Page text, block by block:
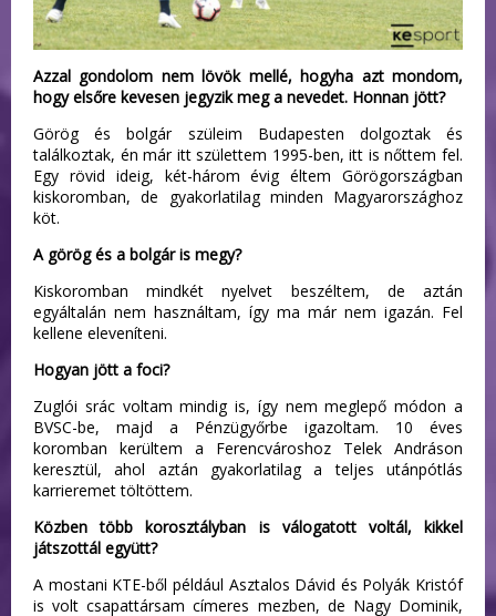
Azzal gondolom nem lövök mellé, hogyha azt mondom,
hogy elsőre kevesen jegyzik meg a nevedet. Honnan jött?
Görög és bolgár szüleim Budapesten dolgoztak és
találkoztak, én már itt születtem 1995-ben, itt is nőttem fel.
Egy rövid ideig, két-három évig éltem Görögországban
kiskoromban, de gyakorlatilag minden Magyarországhoz
köt.
A görög és a bolgár is megy?
Kiskoromban mindkét nyelvet beszéltem, de aztán
egyáltalán nem használtam, így ma már nem igazán. Fel
kellene eleveníteni.
Hogyan jött a foci?
Zuglói srác voltam mindig is, így nem meglepő módon a
BVSC-be, majd a Pénzügyőrbe igazoltam. 10 éves
koromban kerültem a Ferencvároshoz Telek Andráson
keresztül, ahol aztán gyakorlatilag a teljes utánpótlás
karrieremet töltöttem.
Közben több korosztályban is válogatott voltál, kikkel
játszottál együtt?
A mostani KTE-ből például Asztalos Dávid és Polyák Kristóf
is volt csapattársam címeres mezben, de Nagy Dominik,